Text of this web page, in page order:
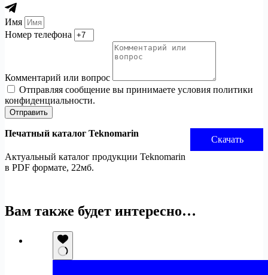
Имя
Номер телефона
Комментарий или вопрос
Отправляя сообщение вы принимаете условия политики
конфиденциальности.
Отправить
Печатный каталог Teknomarin
Скачать
Актуальный каталог продукции Teknomarin
в PDF формате, 22мб.
Вам также будет интересно…